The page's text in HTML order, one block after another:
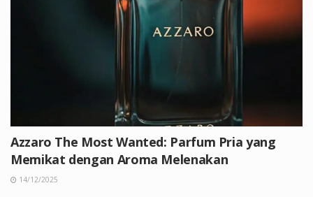
Azzaro The Most Wanted: Parfum Pria yang
Memikat dengan Aroma Melenakan
14/12/2025